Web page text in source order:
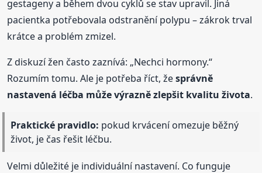
gestageny a během dvou cyklů se stav upravil. Jiná
pacientka potřebovala odstranění polypu – zákrok trval
krátce a problém zmizel.
Z diskuzí žen často zaznívá: „Nechci hormony.“
Rozumím tomu. Ale je potřeba říct, žesprávně
nastavená léčba může výrazně zlepšit kvalitu života.
Praktické pravidlo: pokud krvácení omezuje běžný
život, je čas řešit léčbu.
Velmi důležité je individuální nastavení. Co funguje